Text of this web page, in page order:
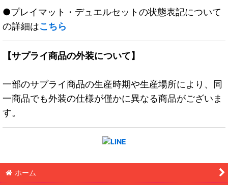
●プレイマット・デュエルセットの状態表記について
の詳細はこちら
【サプライ商品の外装について】
一部のサプライ商品の生産時期や生産場所により、同
一商品でも外装の仕様が僅かに異なる商品がございま
す。
ホーム